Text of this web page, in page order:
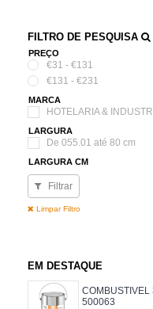
FILTRO DE PESQUISA
PREÇO
€31 - €131
€131 - €231
MARCA
HOTELARIA &
LARGURA
De 055.01 até 80 cm
LARGURA CM
60
61
Filtrar
Limpar Filtro
EM DESTAQUE
500063